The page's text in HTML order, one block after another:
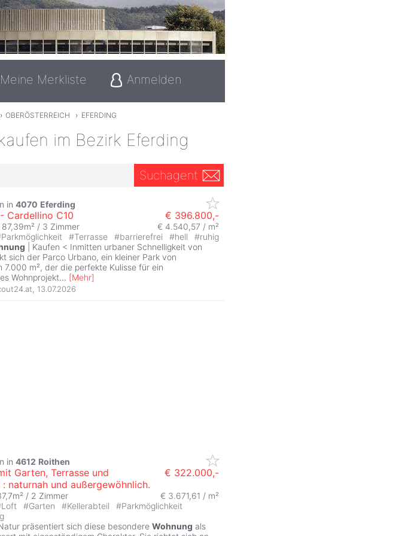
Meine Merkliste Anmelden
› OBERÖSTERREICH › EFERDING
im Bezirk Eferding
Suchagent
in 4070 Eferding
Cardellino C10 € 396.800,-
87,39m² / 3 Zimmer
€ 4.540,57 / m²
Parkmöglichkeit #Terrasse #barrierefrei #hell #ruhig
| Kaufen < Inmitten urbaner Schnelligkeit von
sich der Parco Urbano, ein kleiner Park von
7.000 m², der die perfekte Kulisse für ein
Wohnprojekt... [Mehr]
13.07.2026
in 4612 Roithen
Garten, Terrasse und
naturnah und außergewöhnlich.
€ 322.000,-
/ 2 Zimmer
€ 3.671,61 / m²
Loft #Garten #Kellerabteil #Parkmöglichkeit
präsentiert sich diese besondere Wohnung als